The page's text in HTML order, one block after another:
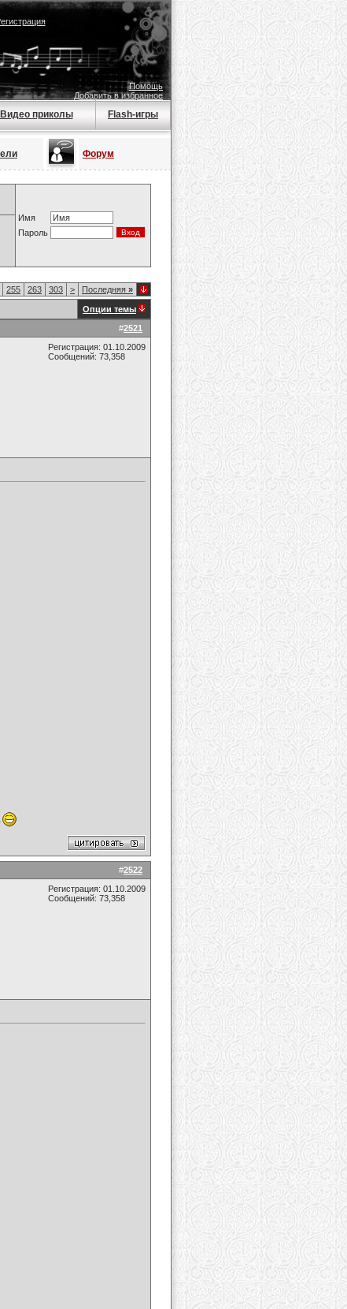
Помощь
Добавить в избранное
Видео приколы Flash-игры
Форум
Имя
Пароль
255 263 303 > Последняя »
Опции темы
#2521
Регистрация: 01.10.2009
Сообщений: 73,358
#2522
Регистрация: 01.10.2009
Сообщений: 73,358